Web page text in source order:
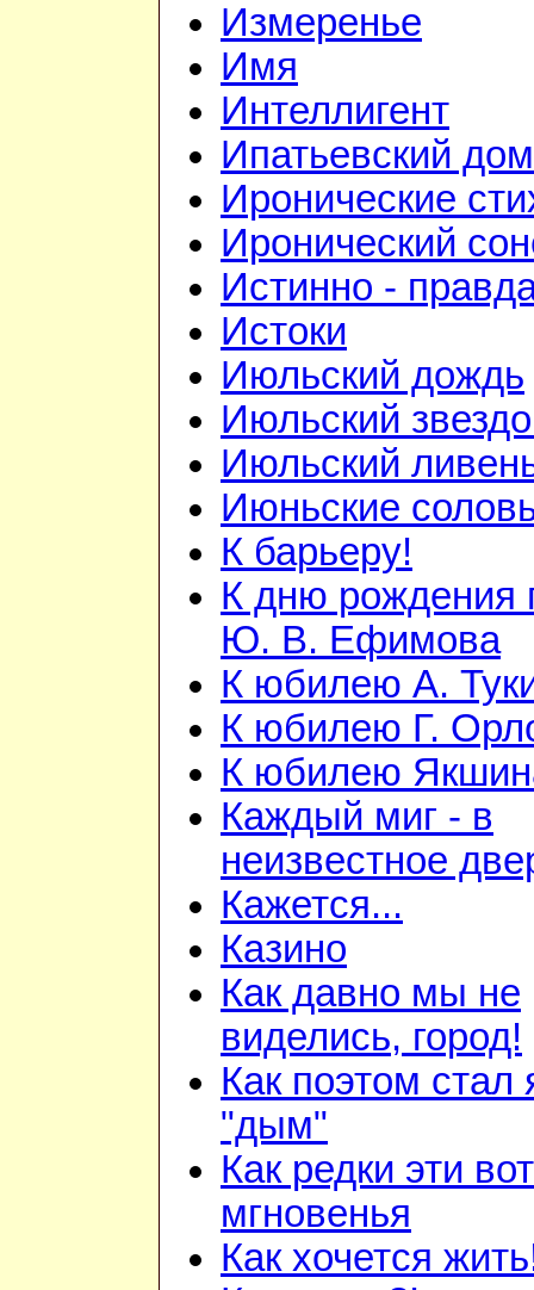
Измеренье
Имя
Интеллигент
Ипатьевский дом
Иронические
Иронический
Истинно -
Истоки
Июльский дождь
Июльский
Июльский
Июньские
К барьеру!
К дню рождения
Ю. В. Ефимова
К юбилею А.
К юбилею Г.
К юбилею
Каждый миг - в
неизвестное
Кажется...
Казино
Как давно мы не
виделись, город!
Как поэтом стал
"дым"
Как редки эти вот
мгновенья
Как хочется